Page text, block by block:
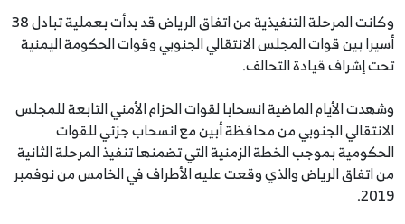
وكانت المرحلة التنفيذية من اتفاق الرياض قد بدأت بعملية تبادل 38
أسيرا بين قوات المجلس الانتقالي الجنوبي وقوات الحكومة اليمنية
تحت إشراف قيادة التحالف.
وشهدت الأيام الماضية انسحابا لقوات الحزام الأمني التابعة للمجلس
الانتقالي الجنوبي من محافظة أبين مع انسحاب جزئي للقوات
الحكومية بموجب الخطة الزمنية التي تضمنها تنفيذ المرحلة الثانية
من اتفاق الرياض والذي وقعت عليه الأطراف في الخامس من نوفمبر
2019.